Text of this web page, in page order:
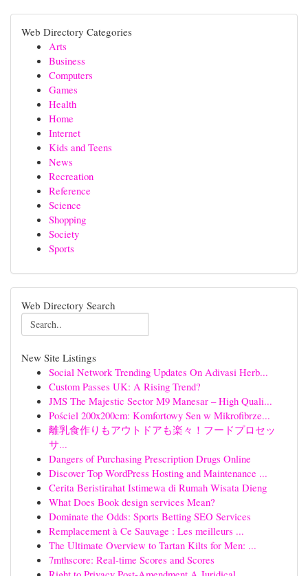
Web Directory Categories
Arts
Business
Computers
Games
Health
Home
Internet
Kids and Teens
News
Recreation
Reference
Science
Shopping
Society
Sports
Web Directory Search
New Site Listings
Social Network Trending Updates On Adivasi Herb...
Custom Passes UK: A Rising Trend?
JMS The Majestic Sector M9 Manesar – High Quali...
Pościel 200x200cm: Komfortowy Sen w Mikrofibrze...
離乳食作りもアウトドアも楽々！フードプロセッ
サ...
Dangers of Purchasing Prescription Drugs Online
Discover Top WordPress Hosting and Maintenance ...
Cerita Beristirahat Istimewa di Rumah Wisata Dieng
What Does Book design services Mean?
Dominate the Odds: Sports Betting SEO Services
Remplacement à Ce Sauvage : Les meilleurs ...
The Ultimate Overview to Tartan Kilts for Men: ...
7mthscore: Real-time Scores and Scores